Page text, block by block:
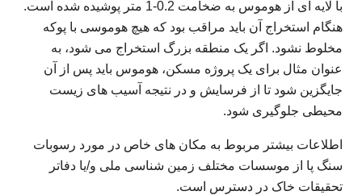
با لایه ای از هوموس به ضخامت 0.2-1 متر پوشیده شده است.
هنگام استخراج آن باید مراقب بود که هیچ هوموسی با پوکه
مخلوط نشود. اگر یک منطقه بزرگ استخراج می شود، به
عنوان مثال برای یک پروژه مسکن، هوموس باید پس از آن
جایگزین شود تا از فرسایش و در نتیجه آسیب های زیست
محیطی جلوگیری شود.
اطلاعات بیشتر مربوط به مکان های خاص در مورد رسوبات
سنگ پا از موسسات مختلف زمین شناسی ملی و/یا دفاتر
تحقیقات خاک در دسترس است.